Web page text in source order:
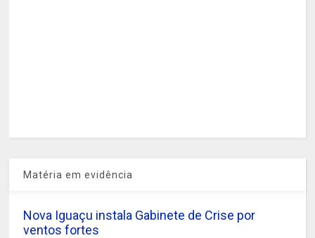
Matéria em evidência
Nova Iguaçu instala Gabinete de Crise por
ventos fortes